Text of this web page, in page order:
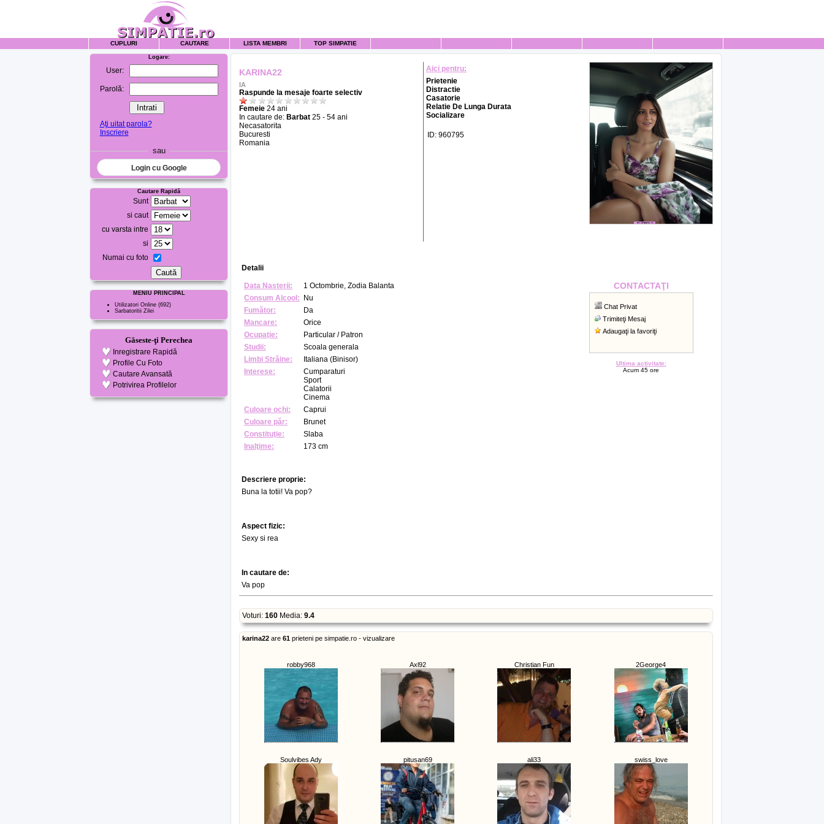
CUPLURI CAUTARE LISTA MEMBRI TOP SIMPATIE
Logare:
User:
Parolă:
Aţi uitat parola?
Inscriere
sau
Login cu Google
Cautare Rapidă
Sunt
si caut
cu varsta intre
si
Numai cu foto
MENIU PRINCIPAL
Utilizatori Online (692)
Sarbatoritii Zilei
Găseste-ţi Perechea
Inregistrare Rapidă
Profile Cu Foto
Cautare Avansată
Potrivirea Profilelor
KARINA22
IA
Raspunde la mesaje foarte selectiv
Femeie 24 ani
In cautare de: Barbat 25 - 54 ani
Necasatorita
Bucuresti
Romania
Aici pentru:
Prietenie
Distractie
Casatorie
Relatie De Lunga Durata
Socializare
ID: 960795
Detalii
Data Nasterii:
1 Octombrie, Zodia Balanta
Consum Alcool:
Nu
Fumător:
Da
Mancare:
Orice
Ocupaţie:
Particular / Patron
Studii:
Scoala generala
Limbi Străine:
Italiana (Binisor)
Interese:
Cumparaturi
Sport
Calatorii
Cinema
Culoare ochi:
Caprui
Culoare păr:
Brunet
Constituţie:
Slaba
Inalţime:
173 cm
CONTACTAŢI
Chat Privat
Trimiteţi Mesaj
Adaugaţi la favoriţi
Ultima activitate:
Acum 45 ore
Descriere proprie:
Buna la totii! Va pop?
Aspect fizic:
Sexy si rea
In cautare de:
Va pop
Voturi: 160 Media: 9.4
karina22 are 61 prieteni pe simpatie.ro - vizualizare
robby968 Axl92 Christian Fun 2George4
Soulvibes Ady pitusan69 ali33 swiss_love